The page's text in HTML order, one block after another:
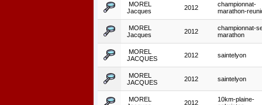
MOREL
Jacques
2012
championnat-
marathon-
MOREL
Jacques
2012
championnat-
marathon
MOREL
JACQUES
2012 saintelyon
MOREL
JACQUES
2012 saintelyon
MOREL
2012
10km-plaine-